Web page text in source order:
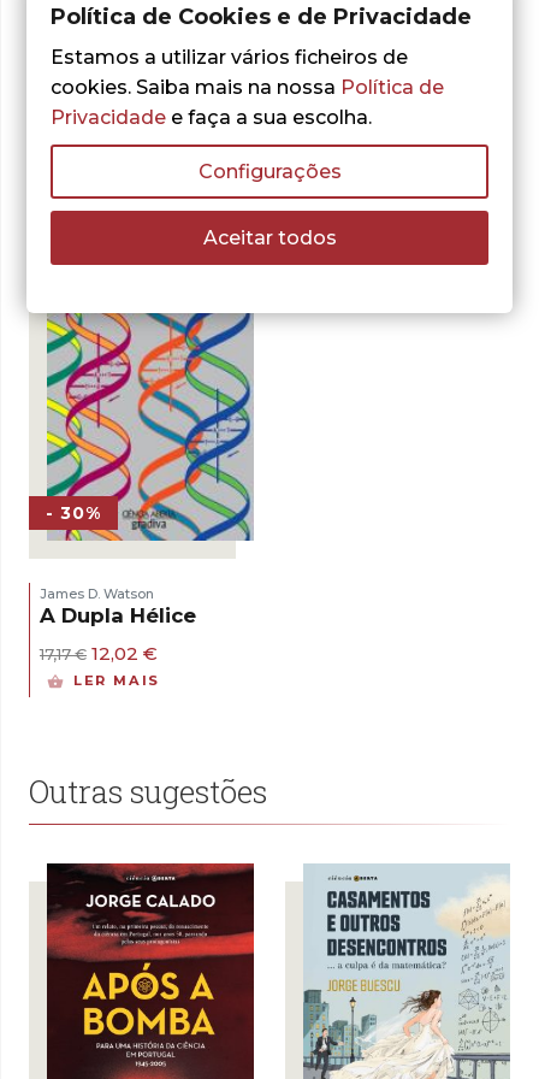
Do mesmo autor
- 30%
James D. Watson
A Dupla Hélice
17,17€ O
preço
original
12,02 €
LER MAIS
Outras sugestões
Política de Cookies e de Privacidade
Estamos a utilizar vários ficheiros de
cookies. Saiba mais na nossa Política de
Privacidade e faça a sua escolha.
Configurações
Aceitar todos